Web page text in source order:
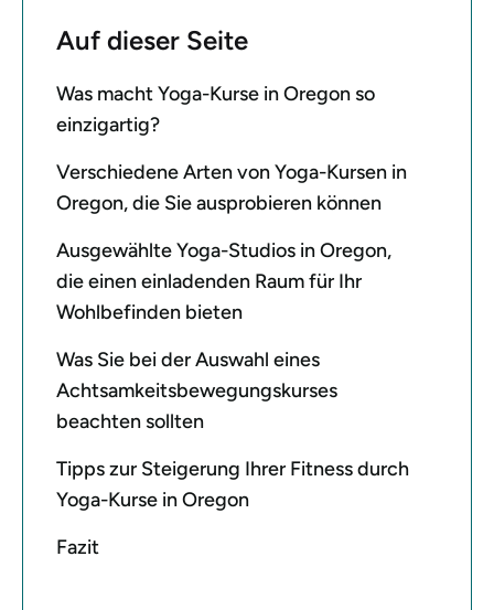
Auf dieser Seite
Was macht Yoga-Kurse in Oregon so
einzigartig?
Verschiedene Arten von Yoga-Kursen in
Oregon, die Sie ausprobieren können
Ausgewählte Yoga-Studios in Oregon,
die einen einladenden Raum für Ihr
Wohlbefinden bieten
Was Sie bei der Auswahl eines
Achtsamkeitsbewegungskurses
beachten sollten
Tipps zur Steigerung Ihrer Fitness durch
Yoga-Kurse in Oregon
Fazit